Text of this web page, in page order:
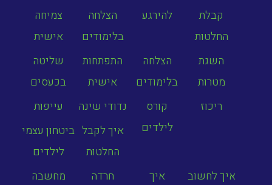
קבלת
החלטות
להירגע
הצלחה
בלימודים
צמיחה
אישית
השגת
מטרות
הצלחה
בלימודים
התפתחות
אישית
שליטה
בכעסים
ריכוז
קורס
לילדים
נדודי שינה
עייפות
איך לקבל
החלטות
ביטחון עצמי
לילדים
איך לחשוב
איך
חרדה
מחשבה